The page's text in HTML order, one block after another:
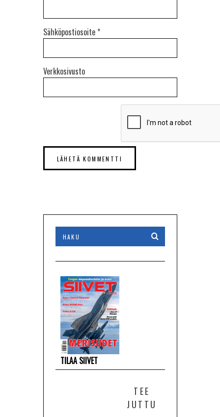
Sähköpostiosoite *
Verkkosivusto
TILAA SIIVET
TEE
JUTTU